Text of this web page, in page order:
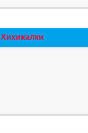
Хихикалки